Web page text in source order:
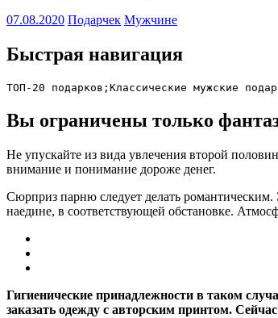
07.08.2020 Подарчек Мужчине
Быстрая навигация
ТОП-20 подарков; Классические мужские
Вы ограничены только
Не упускайте из вида увлечения второй
внимание и понимание дороже денег.
Сюрприз парню следует делать романтическим.
наедине, в соответствующей обстановке.
Гигиенические принадлежности в таком
заказать одежду с авторским принтом.